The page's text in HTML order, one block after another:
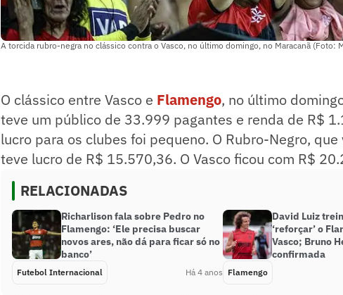
A torcida rubro-negra no clássico contra o Vasco, no último domingo, no Maracanã (Foto:
O clássico entre Vasco e Flamengo, no último
teve um público de 33.999 pagantes e renda de R$
lucro para os clubes foi pequeno. O Rubro-Negro,
teve lucro de R$ 15.570,36. O Vasco ficou com R$
RELACIONADAS
Richarlison fala sobre Pedro no
Flamengo: ‘Ele precisa buscar
novos ares, não dá para ficar só no
banco’
Futebol Internacional Há 4 anos
David Luiz
‘reforçar’ o
Vasco; Bruno
confirmada
Flamengo